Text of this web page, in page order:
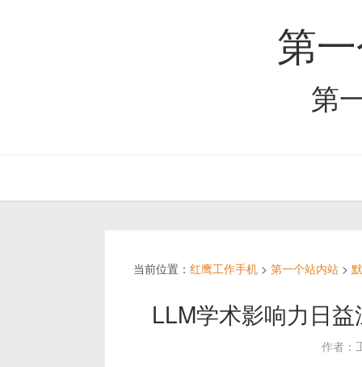
第
第
当前位置： 红鹰工作手机 > 第一个站内站 >
LLM学术影响力日益
作者：